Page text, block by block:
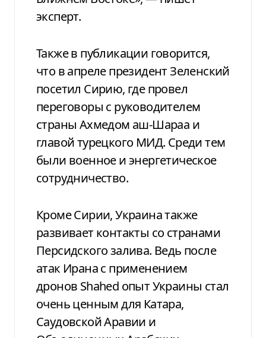
эксперт.
Также в публикации говорится,
что в апреле президент Зеленский
посетил Сирию, где провел
переговоры с руководителем
страны Ахмедом аш-Шараа и
главой турецкого МИД. Среди тем
были военное и энергетическое
сотрудничество.
Кроме Сирии, Украина также
развивает контакты со странами
Персидского залива. Ведь после
атак Ирана с применением
дронов Shahed опыт Украины стал
очень ценным для Катара,
Саудовской Аравии и